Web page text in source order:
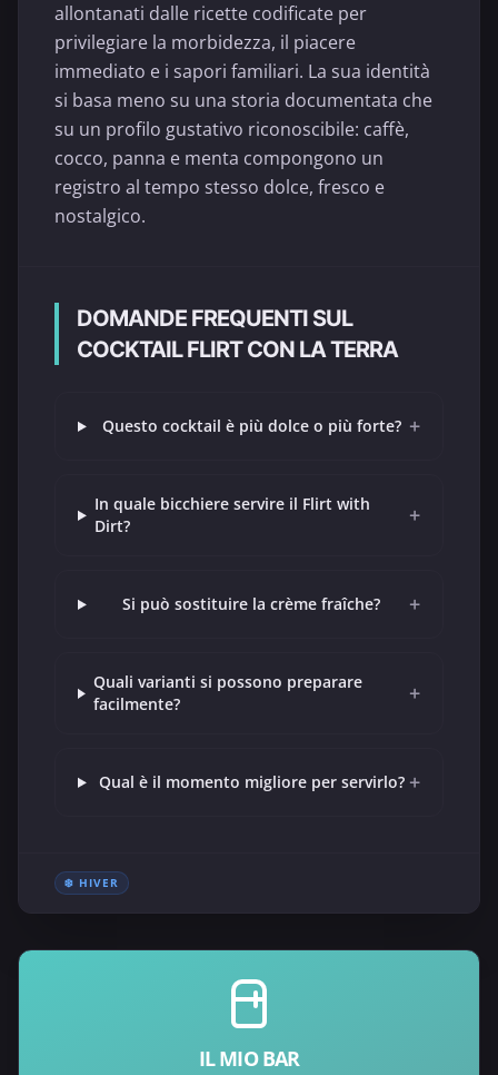
allontanati dalle ricette codificate per
privilegiare la morbidezza, il piacere
immediato e i sapori familiari. La sua identità
si basa meno su una storia documentata che
su un profilo gustativo riconoscibile: caffè,
cocco, panna e menta compongono un
registro al tempo stesso dolce, fresco e
nostalgico.
DOMANDE FREQUENTI SUL
COCKTAIL FLIRT CON LA TERRA
Questo cocktail è più dolce o più forte? +
In quale bicchiere servire il Flirt with
Dirt?
+
Si può sostituire la crème fraîche? +
Quali varianti si possono preparare
facilmente?
+
Qual è il momento migliore per servirlo? +
❄️ HIVER
IL MIO BAR